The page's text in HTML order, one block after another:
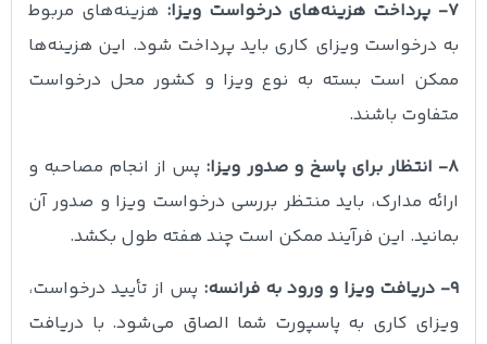
7- پرداخت هزینه‌های درخواست ویزا:
هزینه‌های مربوط
به درخواست ویزای کاری باید پرداخت شود. این هزینه‌ها
ممکن است بسته به نوع ویزا و کشور محل درخواست
متفاوت باشند.
8- انتظار برای پاسخ و صدور ویزا:
پس از انجام مصاحبه و
ارائه مدارک، باید منتظر بررسی درخواست ویزا و صدور آن
بمانید. این فرآیند ممکن است چند هفته طول بکشد.
9- دریافت ویزا و ورود به فرانسه:
پس از تأیید درخواست،
ویزای کاری به پاسپورت شما الصاق می‌شود. با دریافت